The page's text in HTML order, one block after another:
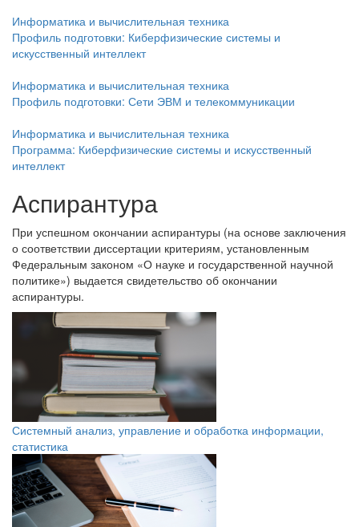
Информатика и вычислительная техника
Профиль подготовки: Киберфизические системы и
искусственный интеллект
Информатика и вычислительная техника
Профиль подготовки: Сети ЭВМ и телекоммуникации
Информатика и вычислительная техника
Программа: Киберфизические системы и искусственный
интеллект
Аспирантура
При успешном окончании аспирантуры (на основе заключения
о соответствии диссертации критериям, установленным
Федеральным законом «О науке и государственной научной
политике») выдается свидетельство об окончании
аспирантуры.
Системный анализ, управление и обработка информации,
статистика